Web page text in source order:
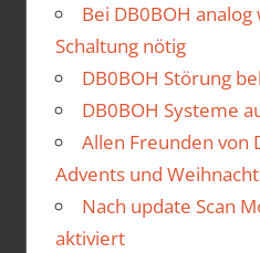
Bei DB0BOH analog
Schaltung nötig
DB0BOH Störung
DB0BOH Systeme
Allen Freunden von
Advents und
Nach update Scan
aktiviert